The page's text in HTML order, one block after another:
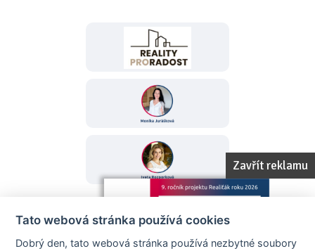
Zavřít reklamu
Tato webová stránka používá cookies
Dobrý den, tato webová stránka používá nezbytné soubory